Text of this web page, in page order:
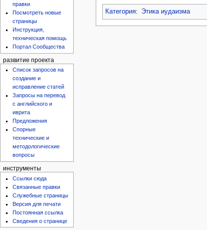
Категория: Этика иудаизма
правки
Посмотреть новые
страницы
Инструкция,
техническая помощь
Портал Сообщества
развитие проекта
Список запросов на
создание и
исправление статей
Запросы на перевод
с английского и
иврита
Предложения
Спорные
технические и
методологические
вопросы
инструменты
Ссылки сюда
Связанные правки
Служебные страницы
Версия для печати
Постоянная ссылка
Сведения о странице